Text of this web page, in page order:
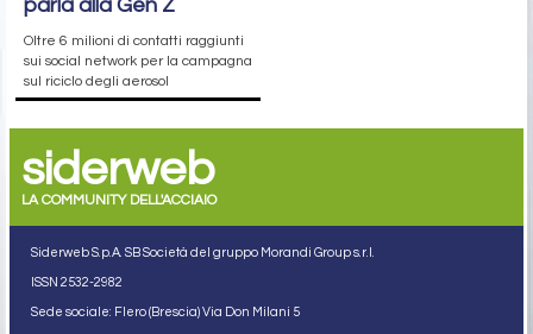
parla alla Gen Z
Oltre 6 milioni di contatti raggiunti
sui social network per la campagna
sul riciclo degli aerosol
siderweb
LA COMMUNITY DELL'ACCIAIO
Siderweb S.p.A. SB Società del gruppo Morandi Group s.r.l.
ISSN 2532-2982
Sede sociale: Flero (Brescia) Via Don Milani 5